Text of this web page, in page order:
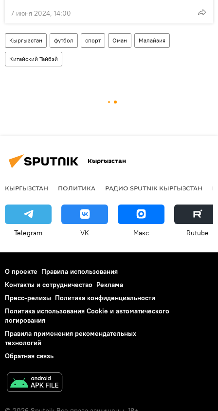
7 июня 2024, 14:00
Кыргызстан футбол спорт Оман Малайзия
Китайский Тайбэй
Кыргызстан
КЫРГЫЗСТАН ПОЛИТИКА РАДИО SPUTNIK КЫРГЫЗСТАН
Telegram VK Макс Rutube
О проекте Правила использования
Контакты и сотрудничество Реклама
Пресс-релизы Политика конфиденциальности
Политика использования Cookie и автоматического
логирования
Правила применения рекомендательных
технологий
Обратная связь